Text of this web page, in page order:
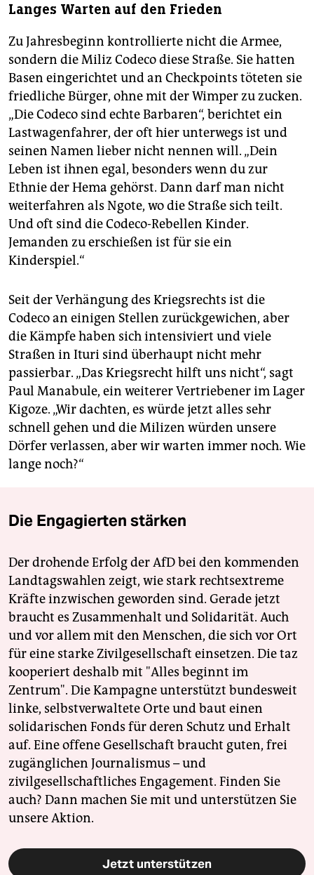
Langes Warten auf den Frieden
Zu Jahresbeginn kontrollierte nicht die Armee,
sondern die Miliz Codeco diese Straße. Sie hatten
Basen eingerichtet und an Checkpoints töteten sie
friedliche Bürger, ohne mit der Wimper zu zucken.
„Die Codeco sind echte Barbaren“, berichtet ein
Lastwagenfahrer, der oft hier unterwegs ist und
seinen Namen lieber nicht nennen will. „Dein
Leben ist ihnen egal, besonders wenn du zur
Ethnie der Hema gehörst. Dann darf man nicht
weiterfahren als Ngote, wo die Straße sich teilt.
Und oft sind die Codeco-Rebellen Kinder.
Jemanden zu erschießen ist für sie ein
Kinderspiel.“
Seit der Verhängung des Kriegsrechts ist die
Codeco an einigen Stellen zurückgewichen, aber
die Kämpfe haben sich intensiviert und viele
Straßen in Ituri sind überhaupt nicht mehr
passierbar. „Das Kriegsrecht hilft uns nicht“, sagt
Paul Manabule, ein weiterer Vertriebener im Lager
Kigoze. „Wir dachten, es würde jetzt alles sehr
schnell gehen und die Milizen würden unsere
Dörfer verlassen, aber wir warten immer noch. Wie
lange noch?“
Die Engagierten stärken
Der drohende Erfolg der AfD bei den kommenden
Landtagswahlen zeigt, wie stark rechtsextreme
Kräfte inzwischen geworden sind. Gerade jetzt
braucht es Zusammenhalt und Solidarität. Auch
und vor allem mit den Menschen, die sich vor Ort
für eine starke Zivilgesellschaft einsetzen. Die taz
kooperiert deshalb mit "Alles beginnt im
Zentrum". Die Kampagne unterstützt bundesweit
linke, selbstverwaltete Orte und baut einen
solidarischen Fonds für deren Schutz und Erhalt
auf. Eine offene Gesellschaft braucht guten, frei
zugänglichen Journalismus – und
zivilgesellschaftliches Engagement. Finden Sie
auch? Dann machen Sie mit und unterstützen Sie
unsere Aktion.
Jetzt unterstützen